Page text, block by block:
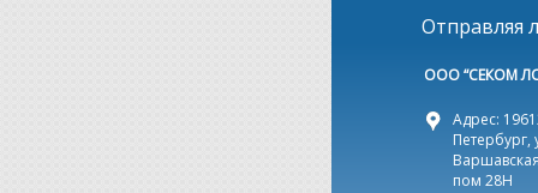
Отправляя
ООО “СЕКОМ
Адрес:
Петербург,
пом 28Н